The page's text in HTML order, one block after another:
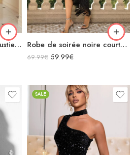
Robe de soirée noire bustier courte à paillettes avec fente asymétrique Robe de soirée noire courte à franges asymétrique sans manches à paillettes ajourée
69.99€ 59.99€
SALE